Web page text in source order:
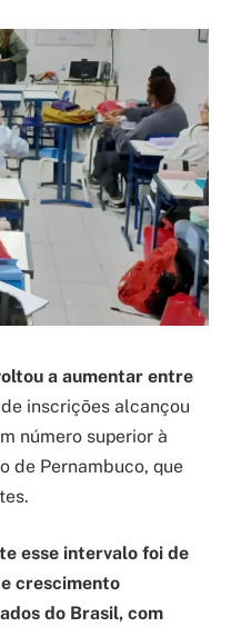
a aumentar entre
inscrições alcançou
número superior à
de Pernambuco, que
esse intervalo foi de
crescimento
do Brasil, com